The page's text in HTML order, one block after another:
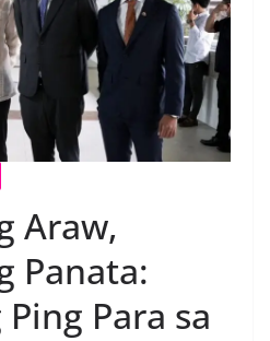
Araw,
Panata:
Para sa